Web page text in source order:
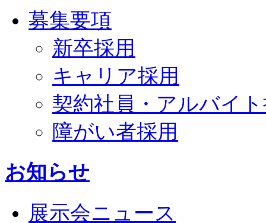
募集要項
新卒採用
キャリア採用
契約社員・アルバイ
障がい者採用
お知らせ
展示会ニュース